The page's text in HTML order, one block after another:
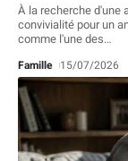
À la recherche d'une
convivialité pour un
comme l'une des…
Famille 15/07/2026